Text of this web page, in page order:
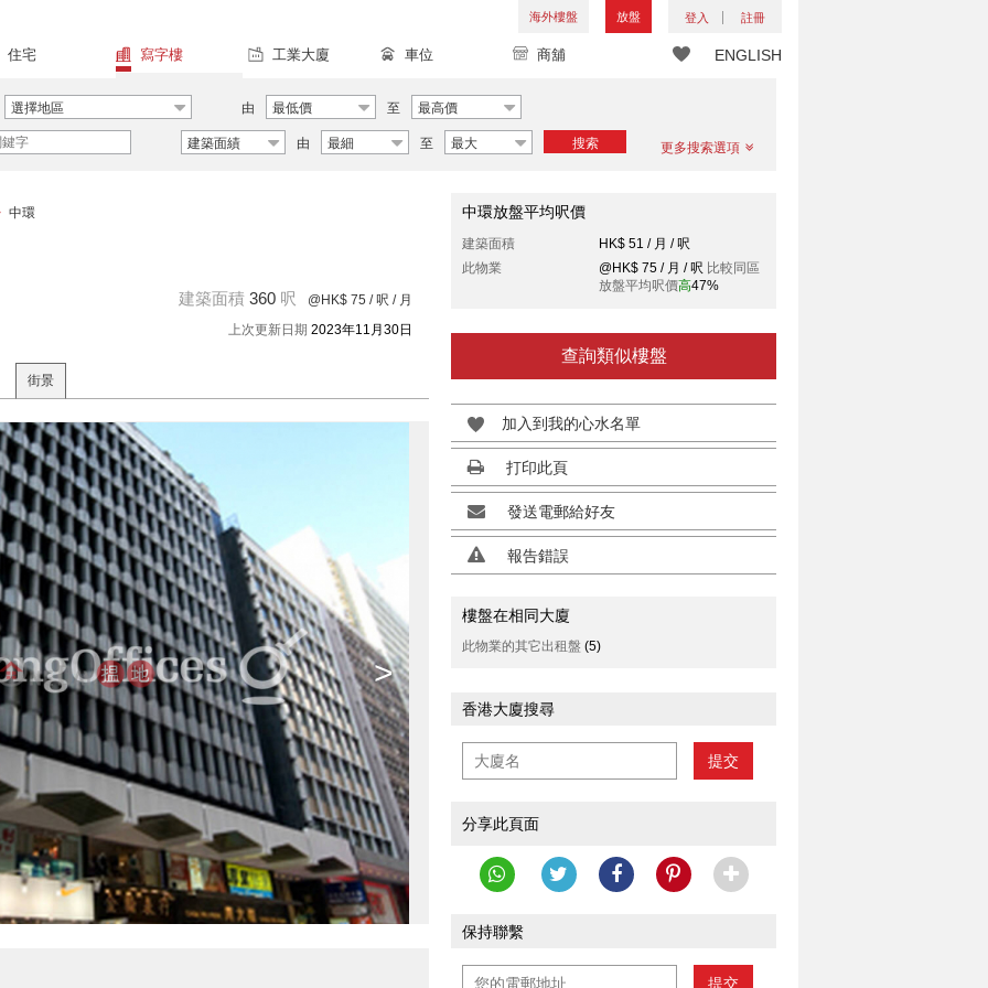
海外樓盤 放盤 登入 註冊
ENGLISH
住宅 寫字樓 工業大廈 車位 商舖
選擇地區 由 最低價 至 最高價
建築面績 由 最細 至 最大 搜索 更多搜索選項
中環
建築面積 360 呎 @HK$ 75 / 呎 / 月
上次更新日期 2023年11月30日
街景
>
中環放盤平均呎價
建築面積
HK$ 51 / 月 / 呎
此物業
@HK$ 75 / 月 / 呎 比較同區
放盤平均呎價高47%
查詢類似樓盤
加入到我的心水名單
打印此頁
發送電郵給好友
報告錯誤
樓盤在相同大廈
此物業的其它出租盤 (5)
香港大廈搜尋
提交
分享此頁面
保持聯繫
提交